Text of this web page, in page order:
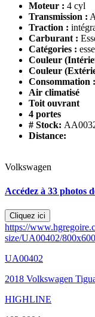
Moteur : 4 cyl
Transmission :
Traction :
Carburant :
Catégories :
Couleur
Couleur
Consommation :
Air climatisé
Toit ouvrant
4 portes
# Stock:
Distance:
Volkswagen
Accédez à 33 photos
Cliquez ici
https://
size/UA00402/
UA00402
2018 Volkswagen
HIGHLINE